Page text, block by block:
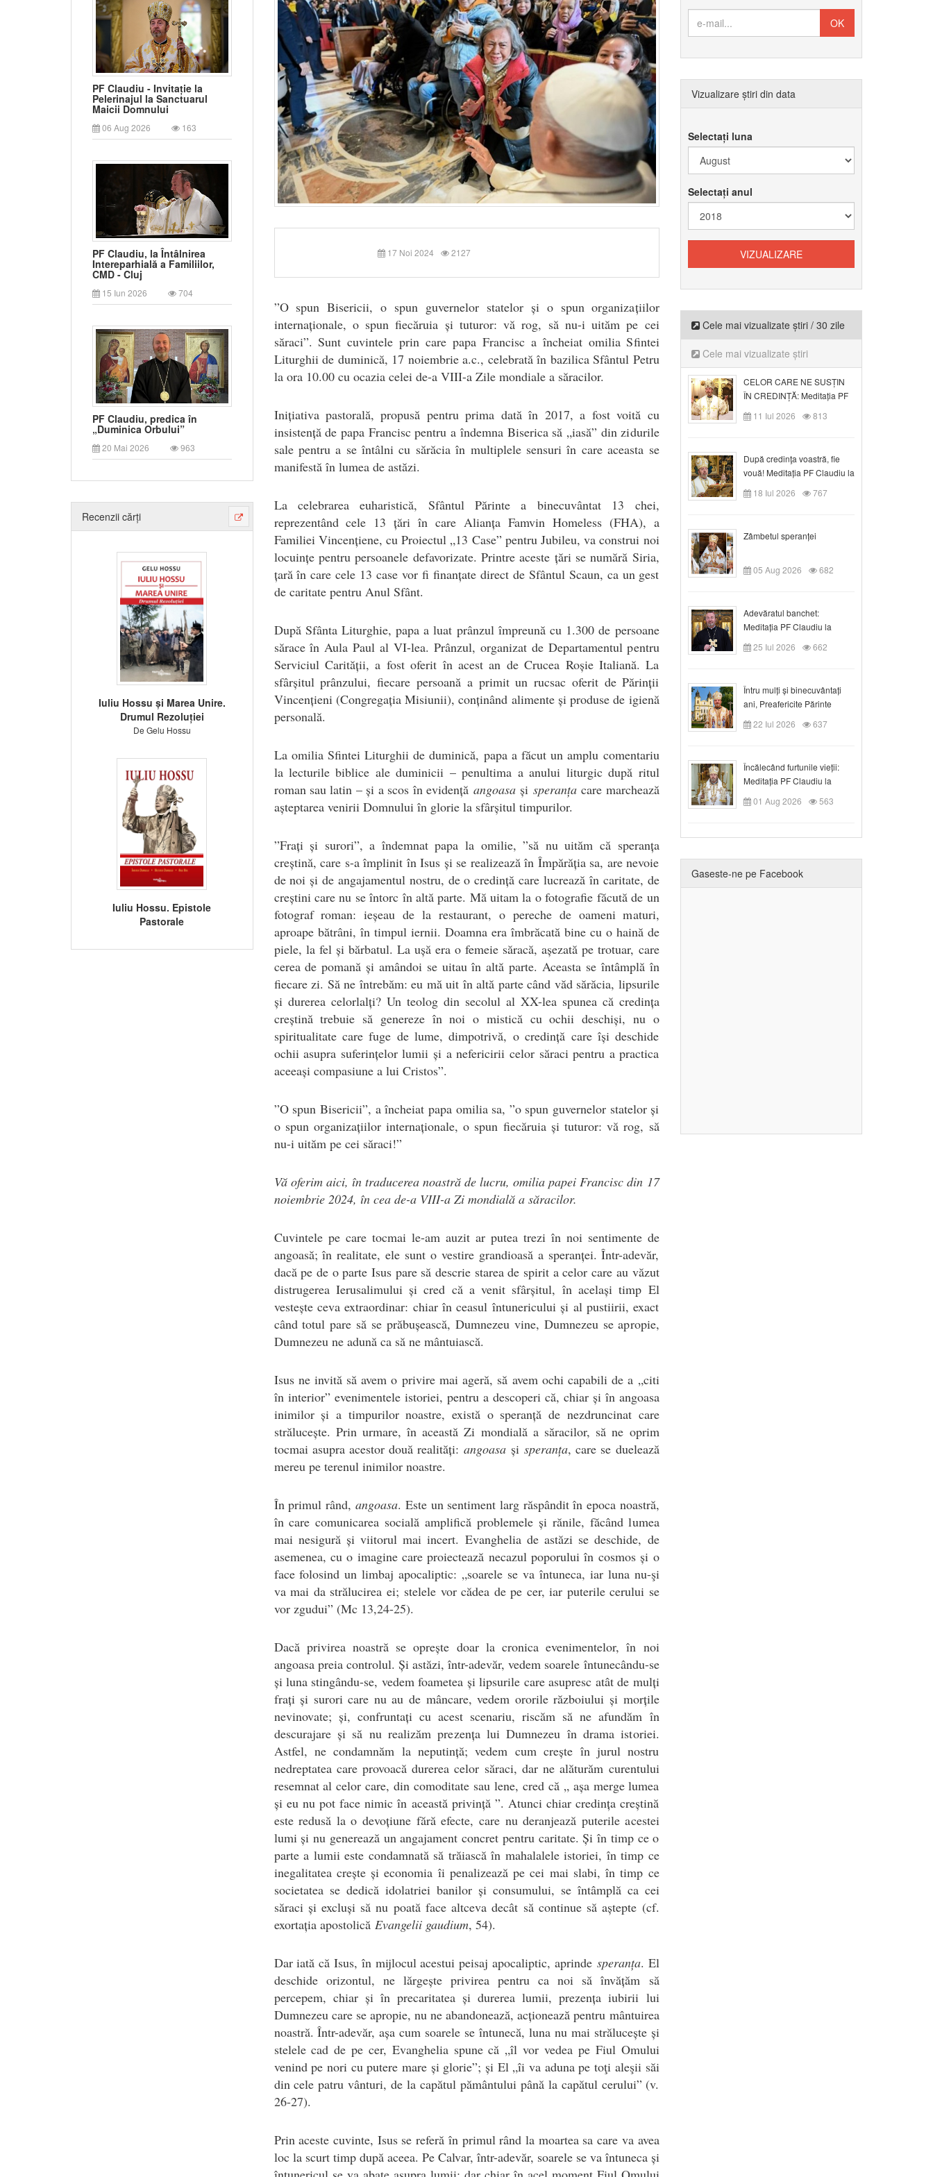
PF Claudiu - Invitație la
Pelerinajul la Sanctuarul
Maicii Domnului
06 Aug 2026 163
PF Claudiu, la Întâlnirea
Intereparhială a Familiilor,
CMD - Cluj
15 Iun 2026 704
PF Claudiu, predica în
„Duminica Orbului”
20 Mai 2026 963
Recenzii cărți
Iuliu Hossu și Marea Unire.
Drumul Rezoluției
De Gelu Hossu
Iuliu Hossu. Epistole
Pastorale
17 Noi 2024 2127
”O spun Bisericii, o spun guvernelor statelor și o spun organizațiilor
internaționale, o spun fiecăruia și tuturor: vă rog, să nu-i uităm pe cei
săraci”. Sunt cuvintele prin care papa Francisc a încheiat omilia Sfintei
Liturghii de duminică, 17 noiembrie a.c., celebrată în bazilica Sfântul Petru
la ora 10.00 cu ocazia celei de-a VIII-a Zile mondiale a săracilor.
Inițiativa pastorală, propusă pentru prima dată în 2017, a fost voită cu
insistență de papa Francisc pentru a îndemna Biserica să „iasă” din zidurile
sale pentru a se întâlni cu sărăcia în multiplele sensuri în care aceasta se
manifestă în lumea de astăzi.
La celebrarea euharistică, Sfântul Părinte a binecuvântat 13 chei,
reprezentând cele 13 țări în care Alianța Famvin Homeless (FHA), a
Familiei Vincențiene, cu Proiectul „13 Case” pentru Jubileu, va construi noi
locuințe pentru persoanele defavorizate. Printre aceste țări se numără Siria,
țară în care cele 13 case vor fi finanțate direct de Sfântul Scaun, ca un gest
de caritate pentru Anul Sfânt.
După Sfânta Liturghie, papa a luat prânzul împreună cu 1.300 de persoane
sărace în Aula Paul al VI-lea. Prânzul, organizat de Departamentul pentru
Serviciul Carității, a fost oferit în acest an de Crucea Roșie Italiană. La
sfârșitul prânzului, fiecare persoană a primit un rucsac oferit de Părinții
Vincențieni (Congregația Misiunii), conținând alimente și produse de igienă
personală.
La omilia Sfintei Liturghii de duminică, papa a făcut un amplu comentariu
la lecturile biblice ale duminicii – penultima a anului liturgic după ritul
roman sau latin – și a scos în evidență angoasași speranțacare marchează
așteptarea venirii Domnului în glorie la sfârșitul timpurilor.
”Frați și surori”, a îndemnat papa la omilie, ”să nu uităm că speranța
creștină, care s-a împlinit în Isus și se realizează în Împărăția sa, are nevoie
de noi și de angajamentul nostru, de o credință care lucrează în caritate, de
creștini care nu se întorc în altă parte. Mă uitam la o fotografie făcută de un
fotograf roman: ieșeau de la restaurant, o pereche de oameni maturi,
aproape bătrâni, în timpul iernii. Doamna era îmbrăcată bine cu o haină de
piele, la fel și bărbatul. La ușă era o femeie săracă, așezată pe trotuar, care
cerea de pomană și amândoi se uitau în altă parte. Aceasta se întâmplă în
fiecare zi. Să ne întrebăm: eu mă uit în altă parte când văd sărăcia, lipsurile
și durerea celorlalți? Un teolog din secolul al XX-lea spunea că credința
creștină trebuie să genereze în noi o mistică cu ochii deschiși, nu o
spiritualitate care fuge de lume, dimpotrivă, o credință care își deschide
ochii asupra suferințelor lumii și a nefericirii celor săraci pentru a practica
aceeași compasiune a lui Cristos”.
”O spun Bisericii”, a încheiat papa omilia sa, ”o spun guvernelor statelor și
o spun organizațiilor internaționale, o spun fiecăruia și tuturor: vă rog, să
nu-i uităm pe cei săraci!”
Vă oferim aici, în traducerea noastră de lucru, omilia papei Francisc din 17
noiembrie 2024, în cea de-a VIII-a Zi mondială a săracilor.
Cuvintele pe care tocmai le-am auzit ar putea trezi în noi sentimente de
angoasă; în realitate, ele sunt o vestire grandioasă a speranței. Într-adevăr,
dacă pe de o parte Isus pare să descrie starea de spirit a celor care au văzut
distrugerea Ierusalimului și cred că a venit sfârșitul, în același timp El
vestește ceva extraordinar: chiar în ceasul întunericului și al pustiirii, exact
când totul pare să se prăbușească, Dumnezeu vine, Dumnezeu se apropie,
Dumnezeu ne adună ca să ne mântuiască.
Isus ne invită să avem o privire mai ageră, să avem ochi capabili de a „citi
în interior” evenimentele istoriei, pentru a descoperi că, chiar și în angoasa
inimilor și a timpurilor noastre, există o speranță de nezdruncinat care
strălucește. Prin urmare, în această Zi mondială a săracilor, să ne oprim
tocmai asupra acestor două realități: angoasa șisperanța, care se duelează
mereu pe terenul inimilor noastre.
În primul rând,angoasa. Este un sentiment larg răspândit în epoca noastră,
în care comunicarea socială amplifică problemele și rănile, făcând lumea
mai nesigură și viitorul mai incert. Evanghelia de astăzi se deschide, de
asemenea, cu o imagine care proiectează necazul poporului în cosmos și o
face folosind un limbaj apocaliptic: „soarele se va întuneca, iar luna nu-şi
va mai da strălucirea ei; stelele vor cădea de pe cer, iar puterile cerului se
vor zgudui” (Mc 13,24-25).
Dacă privirea noastră se oprește doar la cronica evenimentelor, în noi
angoasa preia controlul. Și astăzi, într-adevăr, vedem soarele întunecându-se
și luna stingându-se, vedem foametea și lipsurile care asupresc atât de mulți
frați și surori care nu au de mâncare, vedem ororile războiului și morțile
nevinovate; și, confruntați cu acest scenariu, riscăm să ne afundăm în
descurajare și să nu realizăm prezența lui Dumnezeu în drama istoriei.
Astfel, ne condamnăm la neputință; vedem cum crește în jurul nostru
nedreptatea care provoacă durerea celor săraci, dar ne alăturăm curentului
resemnat al celor care, din comoditate sau lene, cred că „ așa merge lumea
și eu nu pot face nimic în această privință ”. Atunci chiar credința creștină
este redusă la o devoțiune fără efecte, care nu deranjează puterile acestei
lumi și nu generează un angajament concret pentru caritate. Și în timp ce o
parte a lumii este condamnată să trăiască în mahalalele istoriei, în timp ce
inegalitatea crește și economia îi penalizează pe cei mai slabi, în timp ce
societatea se dedică idolatriei banilor și consumului, se întâmplă ca cei
săraci și excluși să nu poată face altceva decât să continue să aștepte (cf.
exortația apostolică Evangelii gaudium, 54).
Dar iată că Isus, în mijlocul acestui peisaj apocaliptic, aprinde speranța. El
deschide orizontul, ne lărgește privirea pentru ca noi să învățăm să
percepem, chiar și în precaritatea și durerea lumii, prezența iubirii lui
Dumnezeu care se apropie, nu ne abandonează, acționează pentru mântuirea
noastră. Într-adevăr, așa cum soarele se întunecă, luna nu mai strălucește și
stelele cad de pe cer, Evanghelia spune că „îl vor vedea pe Fiul Omului
venind pe nori cu putere mare și glorie”; și El „îi va aduna pe toţi aleşii săi
din cele patru vânturi, de la capătul pământului până la capătul cerului” (v.
26-27).
Prin aceste cuvinte, Isus se referă în primul rând la moartea sa care va avea
loc la scurt timp după aceea. Pe Calvar, într-adevăr, soarele se va întuneca și
Vizualizare știri din data
Selectați luna
Selectați anul
Cele mai vizualizate știri / 30 zile
Cele mai vizualizate știri
CELOR CARE NE SUSȚIN
ÎN CREDINȚĂ: Meditația PF
Claudiu la Duminica a VI-a
după Rusalii
11 Iul 2026 813
După credinţa voastră, fie
vouă! Meditația PF Claudiu la
duminica a VII-a după Rusalii
18 Iul 2026 767
Zâmbetul speranței
05 Aug 2026 682
Adevăratul banchet:
Meditația PF Claudiu la
Duminica a VIII-a după
Rusalii
25 Iul 2026 662
Întru mulți și binecuvântați
ani, Preafericite Părinte
Claudiu!
22 Iul 2026 637
Încălecând furtunile vieții:
Meditația PF Claudiu la
Duminica a IX-a după Rusalii
01 Aug 2026 563
Gaseste-ne pe Facebook